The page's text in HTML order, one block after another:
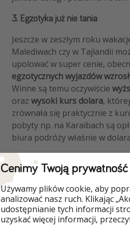
3. Egzotyka już nie tania
Jeszcze w zeszłym roku
Malediwach czy w Tajlandii
upolować w super cenie,
egzotycznych wyjazdów
Winne są temu oczywiście
oraz wysoki kurs dolara,
zrównała się praktycznie z
pobyty np. na Karaibach są
biura podróży właśnie w
Cenimy Twoją prywatność
Używamy plików cookie, aby
analizować nasz ruch. Klikając
udostępnianie tych informacji
uzyskać więcej informacji,